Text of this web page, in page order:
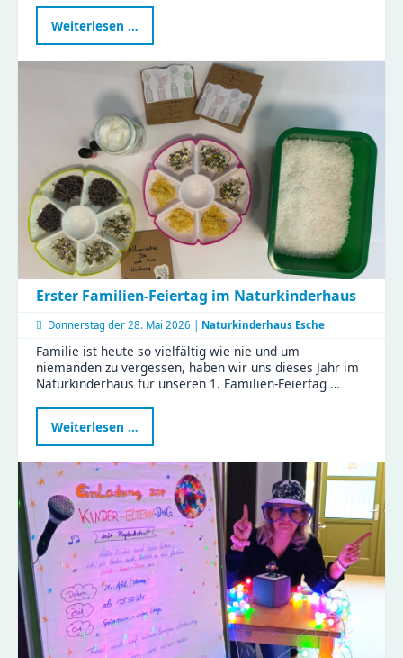
Weiterlesen …
Fortbildung
stärkt
Familienrat
in
Chemnitz
–
KJF-
Fachkräfte
starten
weiter
durch
Erster Familien-Feiertag im Naturkinderhaus
Donnerstag der 28. Mai 2026 | Naturkinderhaus Esche
Familie ist heute so vielfältig wie nie und um
niemanden zu vergessen, haben wir uns dieses Jahr im
Naturkinderhaus für unseren 1. Familien-Feiertag …
Weiterlesen …
Familien-
Feiertag
Naturkinderhaus